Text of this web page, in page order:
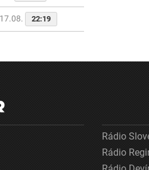
22:19
Rádio
Rádio